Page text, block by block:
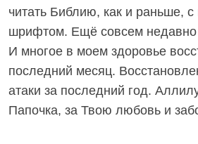
читать Библию, как и раньше,
шрифтом. Ещё совсем недавно
И многое в моем здоровье
последний месяц.
атаки за последний год.
Папочка, за Твою любовь и